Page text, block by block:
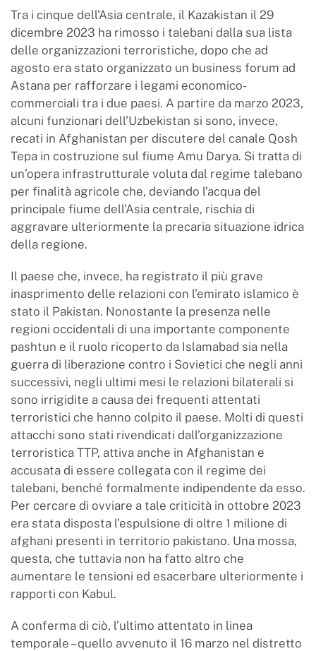
Tra i cinque dell’Asia centrale, il Kazakistan il 29
dicembre 2023 ha rimosso i talebani dalla sua lista
delle organizzazioni terroristiche, dopo che ad
agosto era stato organizzato un business forum ad
Astana per rafforzare i legami economico-
commerciali tra i due paesi. A partire da marzo 2023,
alcuni funzionari dell’Uzbekistan si sono, invece,
recati in Afghanistan per discutere del canale Qosh
Tepa in costruzione sul fiume Amu Darya. Si tratta di
un’opera infrastrutturale voluta dal regime talebano
per finalità agricole che, deviando l’acqua del
principale fiume dell’Asia centrale, rischia di
aggravare ulteriormente la precaria situazione idrica
della regione.
Il paese che, invece, ha registrato il più grave
inasprimento delle relazioni con l’emirato islamico è
stato il Pakistan. Nonostante la presenza nelle
regioni occidentali di una importante componente
pashtun e il ruolo ricoperto da Islamabad sia nella
guerra di liberazione contro i Sovietici che negli anni
successivi, negli ultimi mesi le relazioni bilaterali si
sono irrigidite a causa dei frequenti attentati
terroristici che hanno colpito il paese. Molti di questi
attacchi sono stati rivendicati dall’organizzazione
terroristica TTP, attiva anche in Afghanistan e
accusata di essere collegata con il regime dei
talebani, benché formalmente indipendente da esso.
Per cercare di ovviare a tale criticità in ottobre 2023
era stata disposta l’espulsione di oltre 1 milione di
afghani presenti in territorio pakistano. Una mossa,
questa, che tuttavia non ha fatto altro che
aumentare le tensioni ed esacerbare ulteriormente i
rapporti con Kabul.
A conferma di ciò, l’ultimo attentato in linea
temporale – quello avvenuto il 16 marzo nel distretto